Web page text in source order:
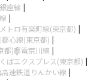
座線
トロ有楽町線(東京都)
心線(東京都)
都)都電荒川線
ばエクスプレス(東京都)
速鉄道りんかい線